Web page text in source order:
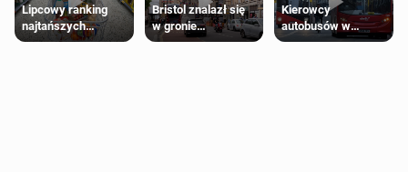
Lipcowy ranking
najtańszych
supermarketów
Bristol znalazł się
w gronie
najlepszych
Kierowcy
autobusów w
Londynie